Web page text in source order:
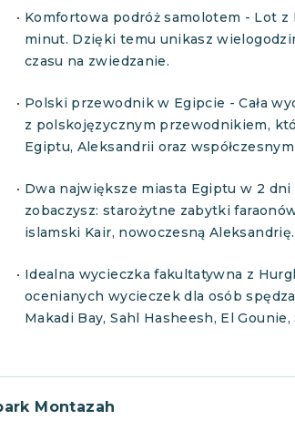
Komfortowa podróż samolotem - Lot z
minut. Dzięki temu unikasz
czasu na zwiedzanie.
Polski przewodnik w Egipcie - Cała
z polskojęzycznym przewodnikiem,
Egiptu, Aleksandrii oraz
Dwa największe miasta Egiptu w 2
zobaczysz: starożytne zabytki
islamski Kair, nowoczesną Aleksandrię.
Idealna wycieczka fakultatywna z
ocenianych wycieczek dla osób
Makadi Bay, Sahl Hasheesh, El Gounie,
Montazah